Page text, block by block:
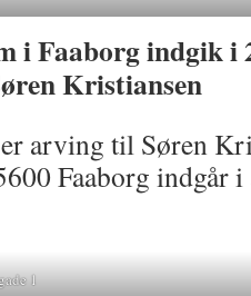
i Faaborg indgik i
Kristiansen
arving til Søren
Faaborg indgår
1